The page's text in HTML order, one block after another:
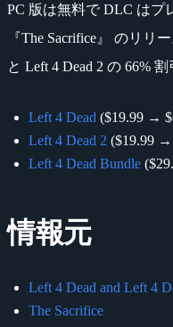
PC 版は無料で DLC はプ
『The Sacrifice』 のリリ
と Left 4 Dead 2 の 66%
Left 4 Dead ($19.99 →
Left 4 Dead 2 ($19.99 →
Left 4 Dead Bundle
情報元
Left 4 Dead and Left 4
The Sacrifice